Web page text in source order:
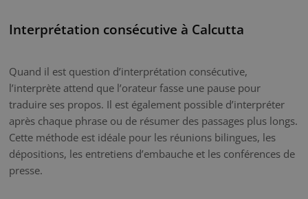
Interprétation consécutive à Calcutta
Quand il est question d’interprétation consécutive,
l’interprète attend que l’orateur fasse une pause pour
traduire ses propos. Il est également possible d’interpréter
après chaque phrase ou de résumer des passages plus longs.
Cette méthode est idéale pour les réunions bilingues, les
dépositions, les entretiens d’embauche et les conférences de
presse.